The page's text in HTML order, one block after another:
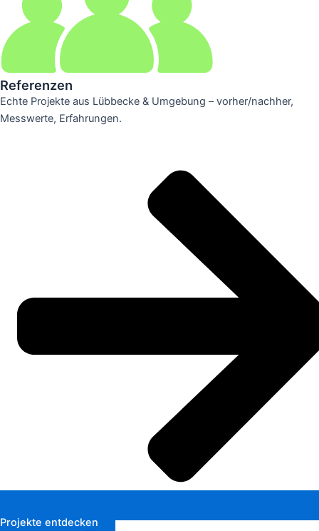
Referenzen
Echte Projekte aus Lübbecke & Umgebung – vorher/nachher,
Messwerte, Erfahrungen.
Projekte entdecken